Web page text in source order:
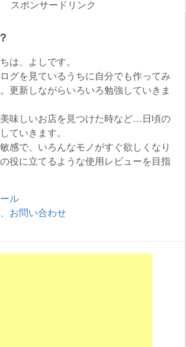
スポンサードリンク
は、よしです。
グを見ているうちに自分でも作ってみ
更新しながらいろいろ勉強していきま
味しいお店を見つけた時など…日頃の
ていきます。
感で、いろんなモノがすぐ欲しくなり
役に立てるような使用レビューを目指
ル
お問い合わせ